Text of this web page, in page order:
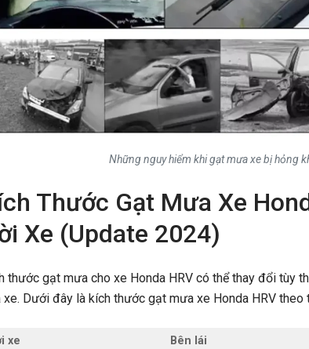
Những nguy hiểm khi gạt mưa xe bị hỏng
Thước Gạt Mưa Xe
Xe (Update 2024)
thước gạt mưa cho xe Honda HRV có thể thay đổi tùy
xe. Dưới đây là kích thước gạt mưa xe Honda HRV theo
xe Bên lái